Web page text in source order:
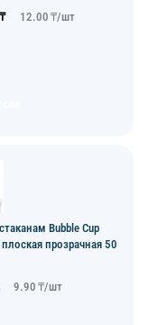
₸ 12.00 ₸/шт
Bubble Cup
прозрачная 50
9.90 ₸/шт